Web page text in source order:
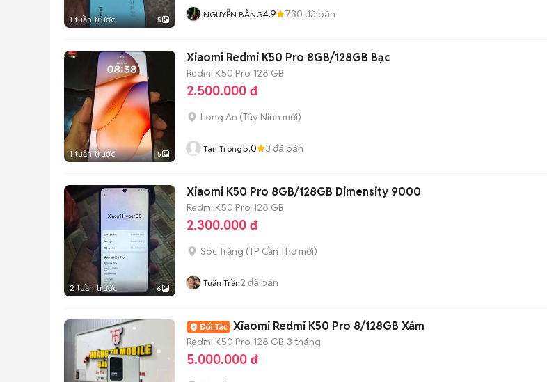
1 tuần trước 5 NGUYỄN BẰNG4.9 730 đã bán
1 tuần trước 5
Xiaomi Redmi K50 Pro 8GB/128GB Bạc
Redmi K50 Pro 128 GB
2.500.000 đ
Long An (Tây Ninh mới)
Tan Trong5.0 3 đã bán
2 tuần trước 6
Xiaomi K50 Pro 8GB/128GB Dimensity 9000
Redmi K50 Pro 128 GB
2.300.000 đ
Sóc Trăng (TP Cần Thơmới)
Tuấn Trần2 đã bán
Xiaomi Redmi K50 Pro 8/128GB Xám
Redmi K50 Pro 128 GB 3 tháng
5.000.000 đ